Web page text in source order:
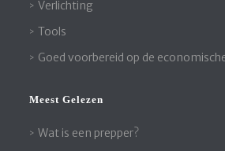
Verlichting
Tools
Goed voorbereid op de
Meest Gelezen
Wat is een prepper?